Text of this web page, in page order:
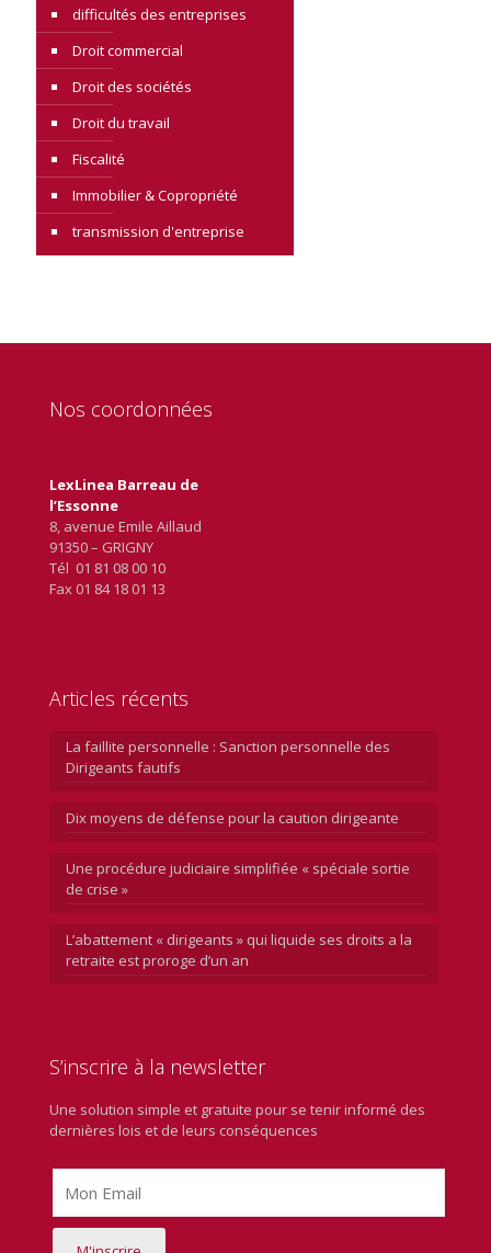
difficultés des entreprises
Droit commercial
Droit des sociétés
Droit du travail
Fiscalité
Immobilier & Copropriété
transmission d'entreprise
Nos coordonnées
LexLinea Barreau de
l’Essonne
8, avenue Emile Aillaud
91350 – GRIGNY
Tél 01 81 08 00 10
Fax 01 84 18 01 13
Articles récents
La faillite personnelle : Sanction personnelle des
Dirigeants fautifs
Dix moyens de défense pour la caution dirigeante
Une procédure judiciaire simplifiée « spéciale sortie
de crise »
L’abattement « dirigeants » qui liquide ses droits a la
retraite est proroge d’un an
S’inscrire à la newsletter
Une solution simple et gratuite pour se tenir informé des
dernières lois et de leurs conséquences